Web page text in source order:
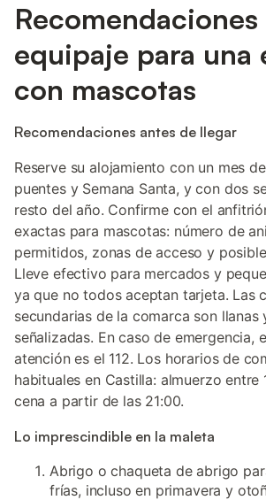
Recomendaciones
equipaje para una
con mascotas
Recomendaciones antes de llegar
Reserve su alojamiento con un mes
puentes y Semana Santa, y con dos
resto del año. Confirme con el
exactas para mascotas: número de
permitidos, zonas de acceso y
Lleve efectivo para mercados y
ya que no todos aceptan tarjeta. Las
secundarias de la comarca son llanas
señalizadas. En caso de emergencia,
atención es el 112. Los horarios de
habituales en Castilla: almuerzo entre
cena a partir de las 21:00.
Lo imprescindible en la maleta
Abrigo o chaqueta de abrigo
frías, incluso en primavera y